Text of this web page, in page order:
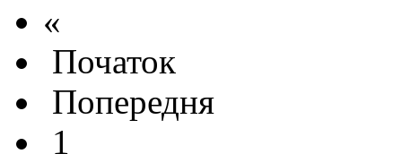
«
Початок
Попередня
1